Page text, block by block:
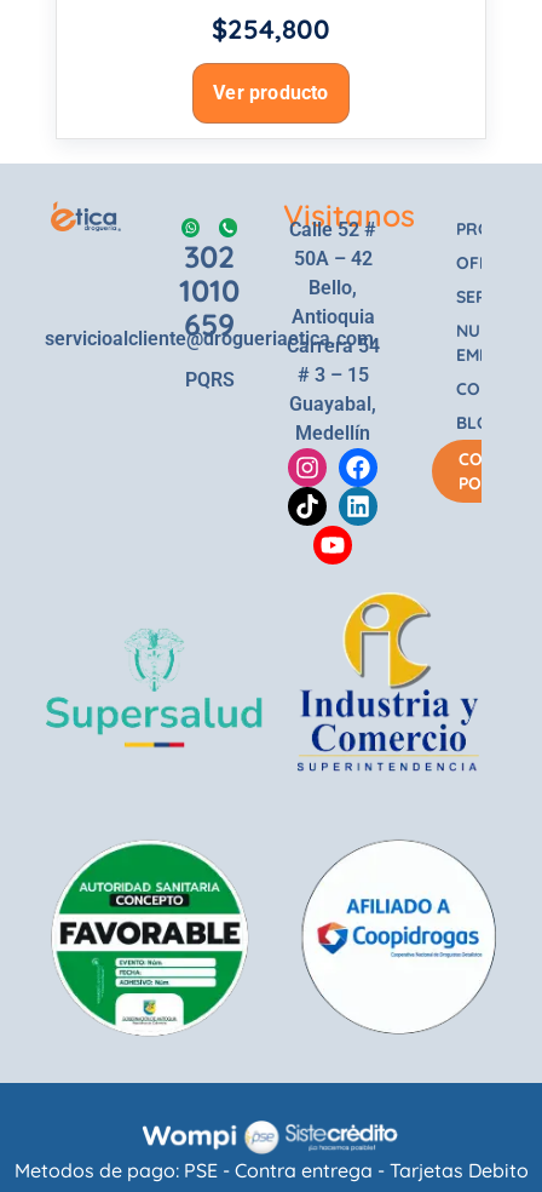
$254,800
Ver producto
302
1010
659
servicioalcliente@drogueriaetica.com
PQRS
Visitanos
Calle 52 #
50A – 42
Bello,
Antioquia
Carrera 54
# 3 – 15
Guayabal,
Medellín
OFERTAS
SERVICIOS
NUESTRA
EMPRESA
BLOG
COMPRA
POR
Metodos de pago: PSE - Contra entrega - Tarjetas Debito